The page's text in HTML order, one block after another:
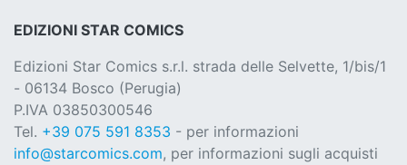
EDIZIONI STAR COMICS
Edizioni Star Comics s.r.l. strada delle Selvette, 1/bis/1
- 06134 Bosco (Perugia)
P.IVA 03850300546
Tel. +39 075 591 8353 - per informazioni
info@starcomics.com, per informazioni sugli acquisti